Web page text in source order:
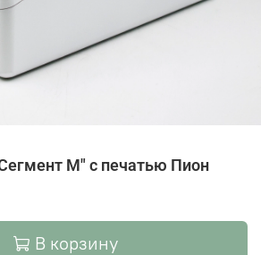
M" с печатью Пион
В корзину